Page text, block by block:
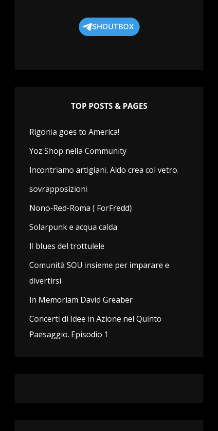
SHOUTBOX
TOP POSTS & PAGES
Rigonia goes to America!
Yoz Shop nella Community
Incontriamo artigiani. Aldo crea col vetro.
sovrapposizioni
Nono-Red-Roma ( ForFredd)
Solarpunk e acqua calda
Il blues del trottulele
Comunità SOU insieme per imparare e
divertirsi
In Memoriam David Greaber
Concerti di Idee in Azione nel Quinto
Paesaggio. Episodio 1